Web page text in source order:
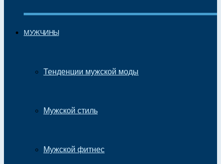
МУЖЧИНЫ
Тенденции мужской моды
Мужской стиль
Мужской фитнес